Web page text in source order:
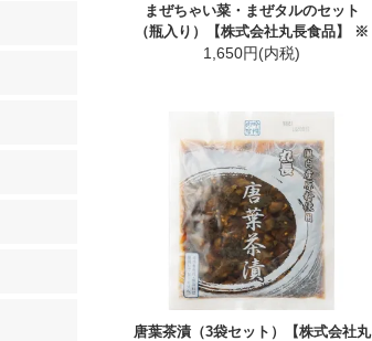
まぜちゃい菜・まぜタルのセット
（瓶入り）【株式会社丸長食品】 ※
1,650円(内税)
唐葉茶漬（3袋セット）【株式会社丸